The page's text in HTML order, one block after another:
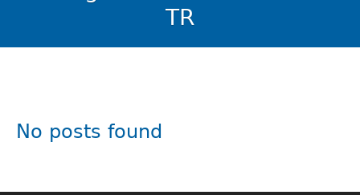
TR
No posts found